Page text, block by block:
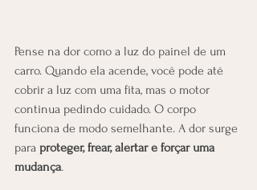
Pense na dor como a luz do painel de um
carro. Quando ela acende, você pode até
cobrir a luz com uma fita, mas o motor
continua pedindo cuidado. O corpo
funciona de modo semelhante. A dor surge
para proteger, frear, alertar e forçar uma
mudança.